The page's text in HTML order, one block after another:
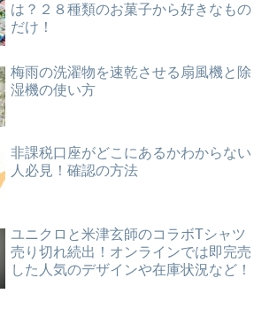
は？２８種類のお菓子から好きなもの
だけ！
梅雨の洗濯物を速乾させる扇風機と除
湿機の使い方
非課税口座がどこにあるかわからない
人必見！確認の方法
ユニクロと米津玄師のコラボTシャツ
売り切れ続出！オンラインでは即完売
した人気のデザインや在庫状況など！